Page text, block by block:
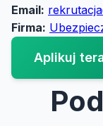
Email:
Firma:
Aplikuj